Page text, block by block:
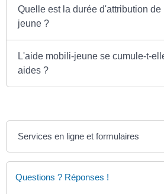
Quelle est la durée d'attribution
jeune ?
L'aide mobili-jeune se cumule-t-
aides ?
Services en ligne et formulaires
Questions ? Réponses !